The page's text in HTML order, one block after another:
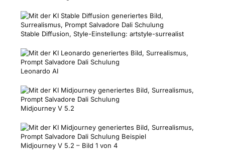
Stable Diffusion, Style-Einstellung: artstyle-surrealist
Leonardo AI
Midjourney V 5.2
Midjourney V 5.2 – Bild 1 von 4